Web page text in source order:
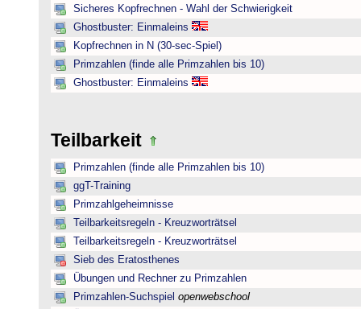
Sicheres Kopfrechnen - Wahl der Schwierigkeit
Ghostbuster: Einmaleins
Kopfrechnen in N (30-sec-Spiel)
Primzahlen (finde alle Primzahlen bis 10)
Ghostbuster: Einmaleins
Teilbarkeit
Primzahlen (finde alle Primzahlen bis 10)
ggT-Training
Primzahlgeheimnisse
Teilbarkeitsregeln - Kreuzworträtsel
Teilbarkeitsregeln - Kreuzworträtsel
Sieb des Eratosthenes
Übungen und Rechner zu Primzahlen
Primzahlen-Suchspiel openwebschool